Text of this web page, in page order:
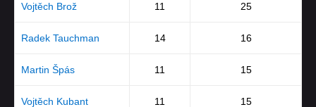
Vojtěch Brož 11 25
Radek Tauchman 14 16
Martin Špás 11 15
Vojtěch Kubant 11 15